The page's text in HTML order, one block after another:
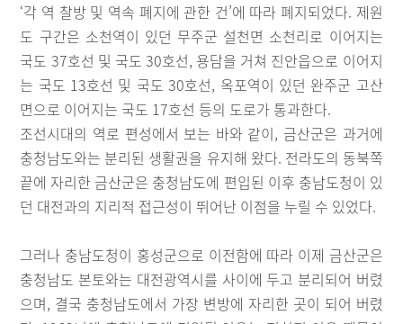
‘각 역 찰방 및 역속 폐지에 관한 건’에 따라 폐지되었다. 제원
도 구간은 소천역이 있던 무주군 설천면 소천리로 이어지는
국도 37호선 및 국도 30호선, 용담을 거쳐 진안읍으로 이어지
는 국도 13호선 및 국도 30호선, 옥포역이 있던 완주군 고산
면으로 이어지는 국도 17호선 등의 도로가 통과한다.
조선시대의 역로 편성에서 보는 바와 같이, 금산군은 과거에
충청남도와는 분리된 생활권을 유지해 왔다. 전라도의 동북쪽
끝에 자리한 금산군은 충청남도에 편입된 이후 충남도청이 있
던 대전과의 지리적 접근성이 뛰어난 이점을 누릴 수 있었다.
그러나 충남도청이 홍성군으로 이전함에 따라 이제 금산군은
충청남도 본토와는 대전광역시를 사이에 두고 분리되어 버렸
으며, 결국 충청남도에서 가장 변방에 자리한 곳이 되어 버렸